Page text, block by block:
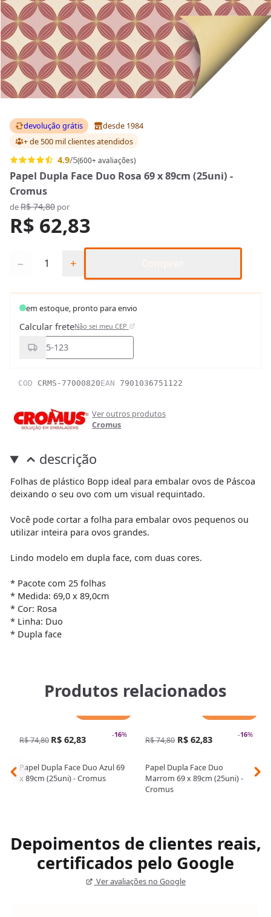
devolução grátis
desde 1984
+ de 500 mil clientesatendidos
4.9/5(600+ avaliações)
Papel Dupla Face Duo Rosa 69 x 89cm (25uni) -
Cromus
deR$ 74,80por
R$ 62,83
− +
em estoque, pronto para envio
Calcular freteNão sei meu CEP
COD CRMS-77000820EAN 7901036751122
Ver outros produtos
Cromus
descrição
Folhas de plástico Bopp ideal para embalar ovos de Páscoa
deixando o seu ovo com um visual requintado.
Você pode cortar a folha para embalar ovos pequenos ou
utilizar inteira para ovos grandes.
Lindo modelo em dupla face, com duas cores.
* Pacote com 25 folhas
* Medida: 69,0 x 89,0cm
* Cor: Rosa
* Linha: Duo
* Dupla face
Produtos relacionados
-16%
R$ 74,80 R$ 62,83
Papel Dupla Face Duo Azul 69
x 89cm (25uni) - Cromus
-16%
R$ 74,80 R$ 62,83
Papel Dupla Face Duo
Marrom 69 x 89cm (25uni) -
Cromus
Depoimentos de clientes reais,
certificados pelo Google
Ver avaliações no Google